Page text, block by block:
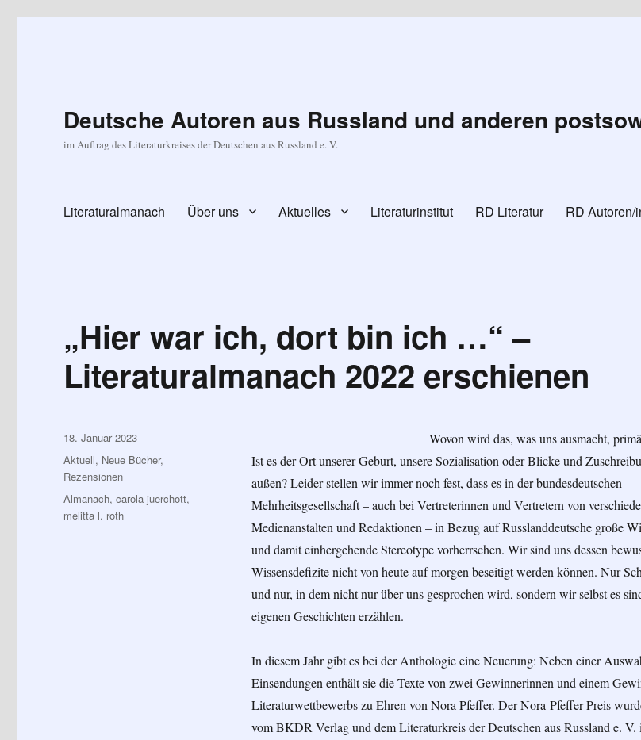
Deutsche Autoren aus Russland und anderen
im Auftrag des Literaturkreises der Deutschen aus Russland e. V.
Literaturalmanach Über uns Aktuelles Literaturinstitut RD Literatur RD Autoren/
„Hier war ich, dort bin ich …“ –
Literaturalmanach 2022 erschienen
Wovon wird das, was uns ausmacht,
Ist es der Ort unserer Geburt, unsere Sozialisation oder Blicke und
außen? Leider stellen wir immer noch fest, dass es in der bundesdeutschen
Mehrheitsgesellschaft – auch bei Vertreterinnen und Vertretern von
Medienanstalten und Redaktionen – in Bezug auf Russlanddeutsche große
und damit einhergehende Stereotype vorherrschen. Wir sind uns dessen
Wissensdefizite nicht von heute auf morgen beseitigt werden können. Nur
und nur, in dem nicht nur über uns gesprochen wird, sondern wir selbst es
eigenen Geschichten erzählen.
In diesem Jahr gibt es bei der Anthologie eine Neuerung: Neben einer
Einsendungen enthält sie die Texte von zwei Gewinnerinnen und einem
Literaturwettbewerbs zu Ehren von Nora Pfeffer. Der Nora-Pfeffer-Preis
vom BKDR Verlag und dem Literaturkreis der Deutschen aus Russland e. V.
Veröffentlicht
am
18. Januar 2023
Kategorien
Aktuell, Neue Bücher,
Rezensionen
Schlagwörter
Almanach,carola juerchott,
melitta l. roth